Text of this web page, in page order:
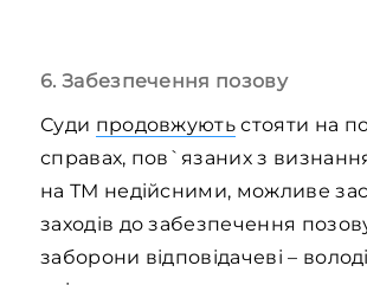
6. Забезпечення позову
Суди продовжують стояти на
справах, пов`язаних з
на ТМ недійсними, можливе
заходів до забезпечення
заборони відповідачеві –